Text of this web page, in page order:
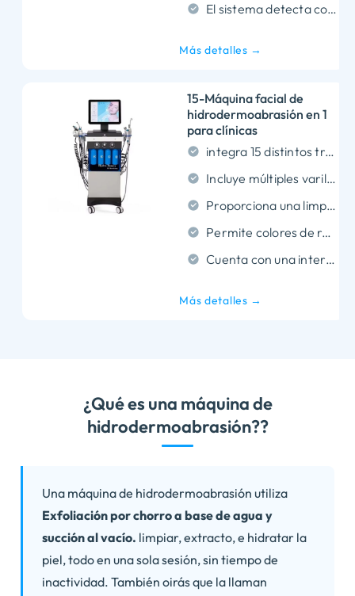
El sistema detecta con precisión ocho afecciones cutáneas específicas.
Más detalles →
15-Máquina facial de
hidrodermoabrasión en 1
para clínicas
integra 15 distintos tratamientos faciales en un solo dispositivo.
Incluye múltiples varillas especializadas como RF y ultrasonido..
Proporciona una limpieza no invasiva., exfoliación, e hidratación.
Permite colores de retroiluminación personalizados para una marca clínica personalizada.
Cuenta con una interfaz de pantalla táctil intuitiva de 10,4 pulgadas.
Más detalles →
¿Qué es una máquina de
hidrodermoabrasión??
Una máquina de hidrodermoabrasión utiliza
Exfoliación por chorro a base de agua y
succión al vacío. limpiar, extracto, e hidratar la
piel, todo en una sola sesión, sin tiempo de
inactividad. También oirás que la llaman